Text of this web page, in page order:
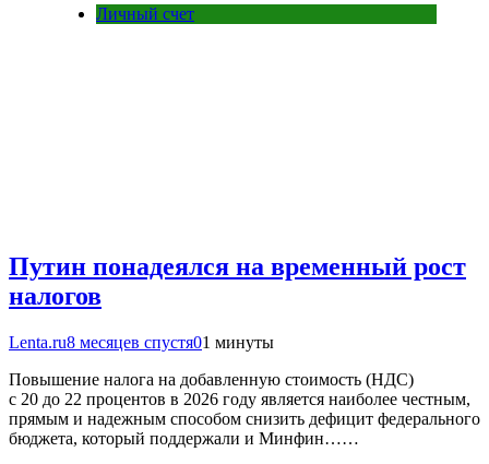
Личный счет
Путин понадеялся на временный рост
налогов
Lenta.ru8 месяцев спустя01 минуты
Повышение налога на добавленную стоимость (НДС)
с 20 до 22 процентов в 2026 году является наиболее честным,
прямым и надежным способом снизить дефицит федерального
бюджета, который поддержали и Минфин……